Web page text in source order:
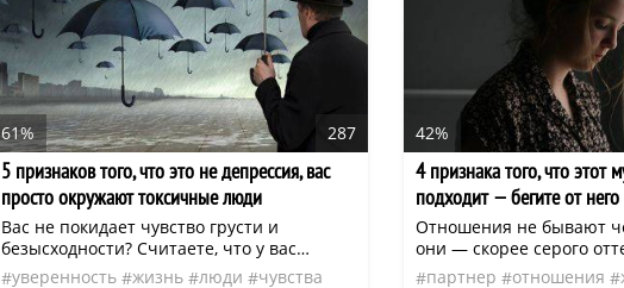
можем представить.
61% 287
5 признаков того, что это не депрессия, вас
просто окружают токсичные люди
Вас не покидает чувство грусти и
безысходности? Считаете, что у вас
депрессия? Вы уверены в том, что дело в
уверенность жизнь люди
чувства
42%
4 признака того, что этот
подходит — бегите от него
Отношения не бывают
они — скорее серого
ещё вчера человек был
партнер отношения